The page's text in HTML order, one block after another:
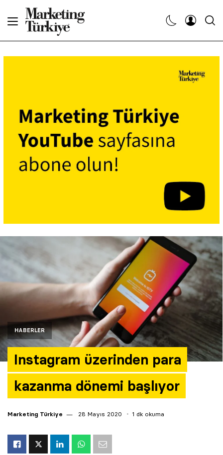
HABERLER
Instagram üzerinden para
kazanma dönemi başlıyor
Marketing Türkiye 28 Mayıs 2020 1 dk okuma
Dergiler
Etkinlikler
Araştırma